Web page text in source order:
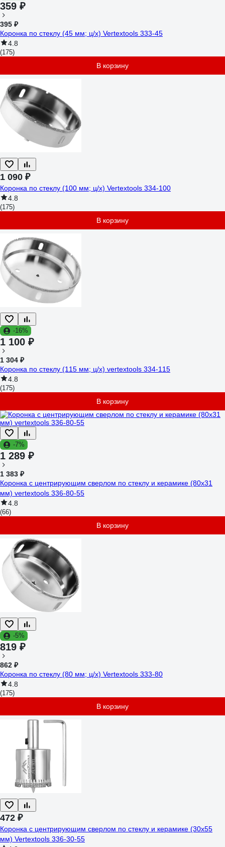
359 ₽
395 ₽
Коронка по стеклу (45 мм; ц/х) Vertextools 333-45
4.8
(175)
В корзину
1 090 ₽
Коронка по стеклу (100 мм; ц/х) Vertextools 334-100
4.8
(175)
В корзину
-16%
1 100 ₽
1 304 ₽
Коронка по стеклу (115 мм; ц/х) vertextools 334-115
4.8
(175)
В корзину
-7%
1 289 ₽
1 383 ₽
Коронка с центрирующим сверлом по стеклу и керамике (80х31
мм) vertextools 336-80-55
4.8
(66)
В корзину
-5%
819 ₽
862 ₽
Коронка по стеклу (80 мм; ц/х) Vertextools 333-80
4.8
(175)
В корзину
472 ₽
Коронка с центрирующим сверлом по стеклу и керамике (30х55
мм) Vertextools 336-30-55